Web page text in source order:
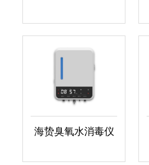
海贽臭氧水消毒仪